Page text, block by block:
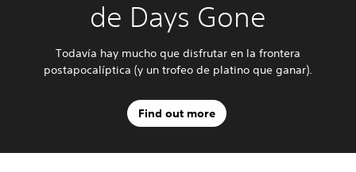
de Days Gone
Todavía hay mucho que disfrutar en la frontera
postapocalíptica (y un trofeo de platino que ganar).
Find out more